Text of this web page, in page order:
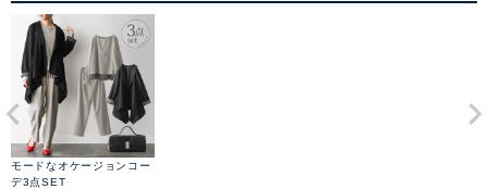
モードなオケージョンコー
デ3点SET